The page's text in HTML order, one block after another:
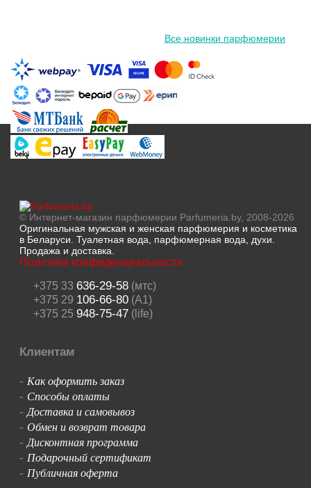
Все новинки парфюмерии
© Интернет-магазин парфюмерии Parfumeria.by, 2008-2026
Оригинальная мужская и женская парфюмерия и косметика
в Беларуси. Туалетная вода, парфюмерная вода, духи.
Продажа и доставка.
Политика конфиденциальности
+375 33 636-29-58(мтс)
+375 29 106-66-80(A1)
+375 25 948-75-47(life)
Клиентам
- Как оформить заказ
- Способы оплаты
-Доставка и самовывоз
- Обмен и возврат товара
-Дисконтная программа
- Подарочный сертификат
- Публичная оферта